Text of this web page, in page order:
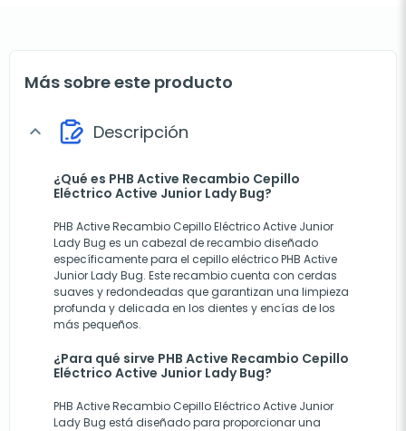
Más sobre este producto
expand_more Descripción
¿Qué es PHB Active Recambio Cepillo
Eléctrico Active Junior Lady Bug?
PHB Active Recambio Cepillo Eléctrico Active Junior
Lady Bug es un cabezal de recambio diseñado
específicamente para el cepillo eléctrico PHB Active
Junior Lady Bug. Este recambio cuenta con cerdas
suaves y redondeadas que garantizan una limpieza
profunda y delicada en los dientes y encías de los
más pequeños.
¿Para qué sirve PHB Active Recambio Cepillo
Eléctrico Active Junior Lady Bug?
PHB Active Recambio Cepillo Eléctrico Active Junior
Lady Bug está diseñado para proporcionar una